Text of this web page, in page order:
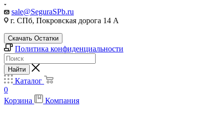
sale@SeguraSPb.ru
г. СПб, Покровская дорога 14 А
Скачать Остатки
Политика конфиденциальности
Найти
Каталог
0
Корзина
Компания